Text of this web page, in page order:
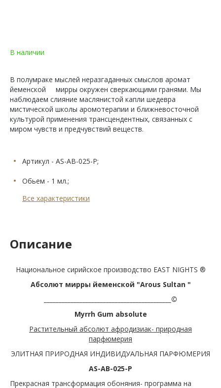
В наличии
В полумраке мыслей неразгаданных смыслов аромат
йеменской мирры окружен сверкающими гранями. Мы
наблюдаем слияние маслянистой капли шедевра
мистической школы аромотерапии и ближневосточной
культурой применения трансцендентных, связанных с
миром чувств и предчувствий веществ.
Артикул - AS-AB-025-P;
Обьем - 1 мл.;
Все характеристики
Описание
Национальное сирийское производство EAST NIGHTS ®
Абсолют мирры йеменской "Arous Sultan "
___________________________________________©
Myrrh Gum absolute
Растительный абсолют афродизиак- природная
парфюмерия
ЭЛИТНАЯ ПРИРОДНАЯ ИНДИВИДУАЛЬНАЯ ПАРФЮМЕРИЯ
AS-AB-025-P
Прекрасная трансформация обоняния- программа на